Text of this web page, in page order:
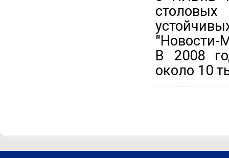
"Новости-
В 2008
около 10